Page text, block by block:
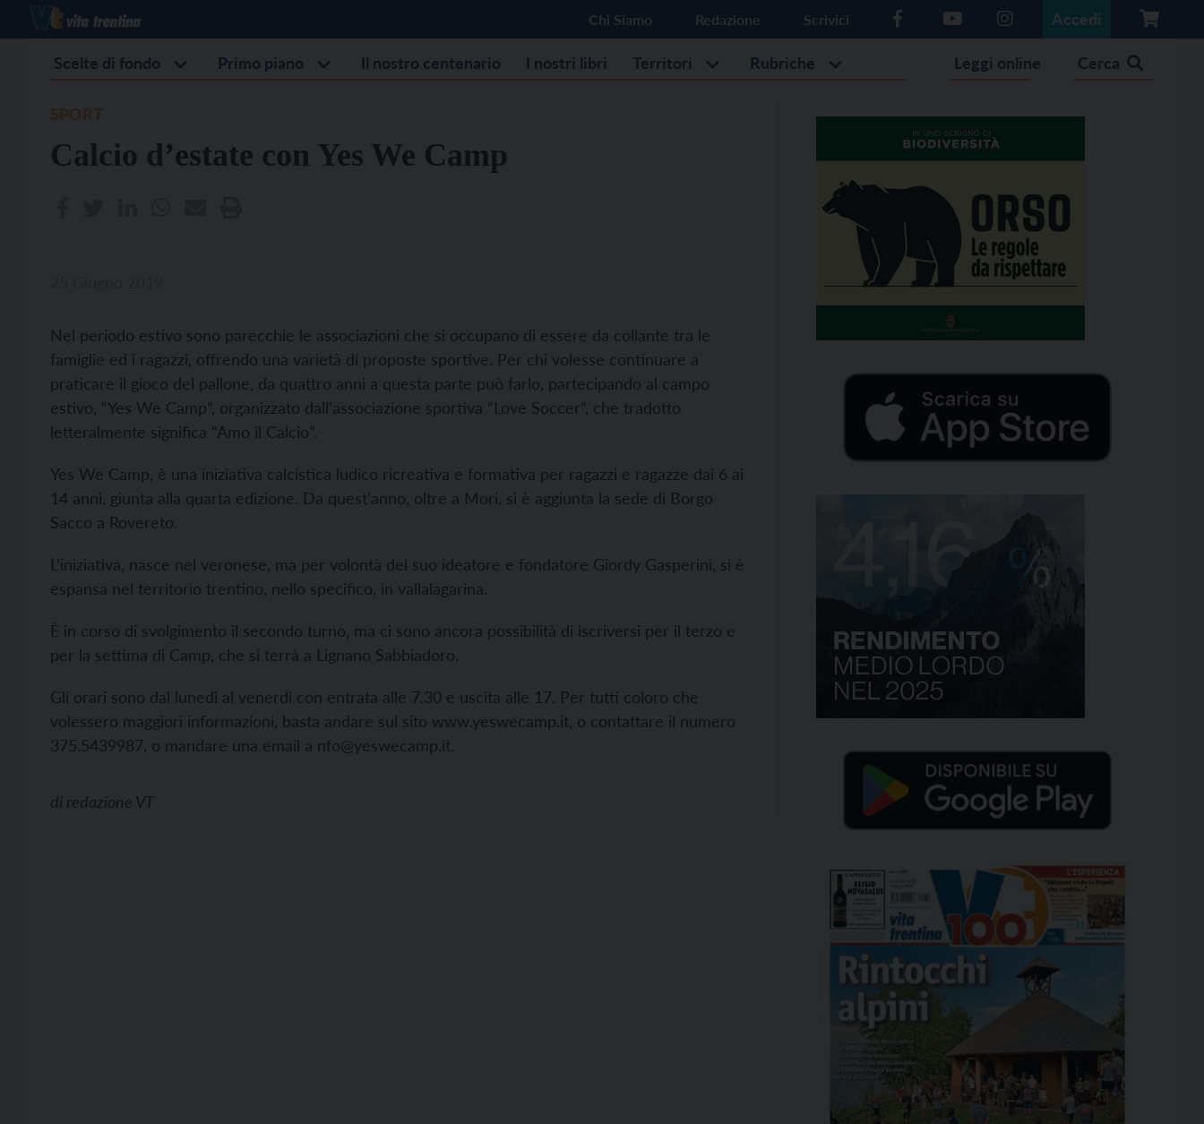
Chi Siamo Redazione Scrivici Accedi
Scelte di fondo Primo piano Il nostro centenario I nostri libri Territori Rubriche Leggi online Cerca
Calcio d’estate con Yes We Camp
Nel periodo estivo sono parecchie le associazioni che si occupano di essere da collante tra le
famiglie ed i ragazzi, offrendo una varietà di proposte sportive. Per chi volesse continuare a
praticare il gioco del pallone, da quattro anni a questa parte può farlo, partecipando al campo
estivo, “Yes We Camp”, organizzato dall’associazione sportiva “Love Soccer”, che tradotto
letteralmente significa “Amo il Calcio”.
Yes We Camp, è una iniziativa calcistica ludico ricreativa e formativa per ragazzi e ragazze dai 6 ai
14 anni, giunta alla quarta edizione. Da quest’anno, oltre a Mori, si è aggiunta la sede di Borgo
Sacco a Rovereto.
L’iniziativa, nasce nel veronese, ma per volontà del suo ideatore e fondatore Giordy Gasperini, si è
espansa nel territorio trentino, nello specifico, in vallalagarina.
È in corso di svolgimento il secondo turno, ma ci sono ancora possibilità di iscriversi per il terzo e
per la settima di Camp, che si terrà a Lignano Sabbiadoro.
Gli orari sono dal lunedì al venerdì con entrata alle 7.30 e uscita alle 17. Per tutti coloro che
volessero maggiori informazioni, basta andare sul sito www.yeswecamp.it, o contattare il numero
375.5439987, o mandare una email a nfo@yeswecamp.it.
di redazione VT